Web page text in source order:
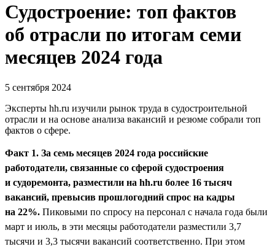
Судостроение: топ фактов
об отрасли по итогам семи
месяцев 2024 года
5 сентября 2024
Эксперты hh.ru изучили рынок труда в судостроительной
отрасли и на основе анализа вакансий и резюме собрали топ
фактов о сфере.
Факт 1. За семь месяцев 2024 года российские
работодатели, связанные со сферой судостроения
и судоремонта, разместили на hh.ru более 16 тысяч
вакансий, превысив прошлогодний спрос на кадры
на 22%. Пиковыми по спросу на персонал с начала года были
март и июль, в эти месяцы работодатели разместили 3,7
тысячи и 3,3 тысячи вакансий соответственно. При этом